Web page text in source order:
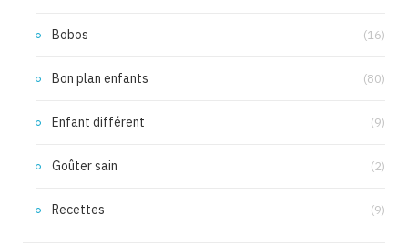
Bobos (16)
Bon plan enfants (80)
Enfant différent (9)
Goûter sain (2)
Recettes (9)